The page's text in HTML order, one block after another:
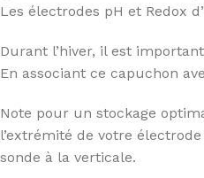
Les électrodes pH et Redox
Durant l’hiver, il est
En associant ce capuchon
Note pour un stockage
l’extrémité de votre
sonde à la verticale.